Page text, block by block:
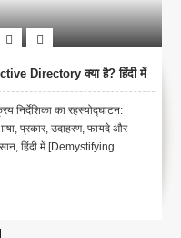
Technical Documentation क्या
है?
दस्तावेज क्या है? [What is
Documentation?] [In